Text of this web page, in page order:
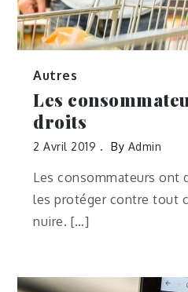
Autres
Les
droits
2 Avril 2019 By Admin
Les consommateurs ont
les protéger contre tout
nuire. […]